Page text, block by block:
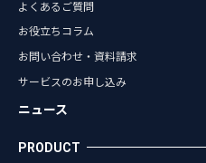
よくあるご質問
お役立ちコラム
お問い合わせ・資料請求
サービスのお申し込み
ニュース